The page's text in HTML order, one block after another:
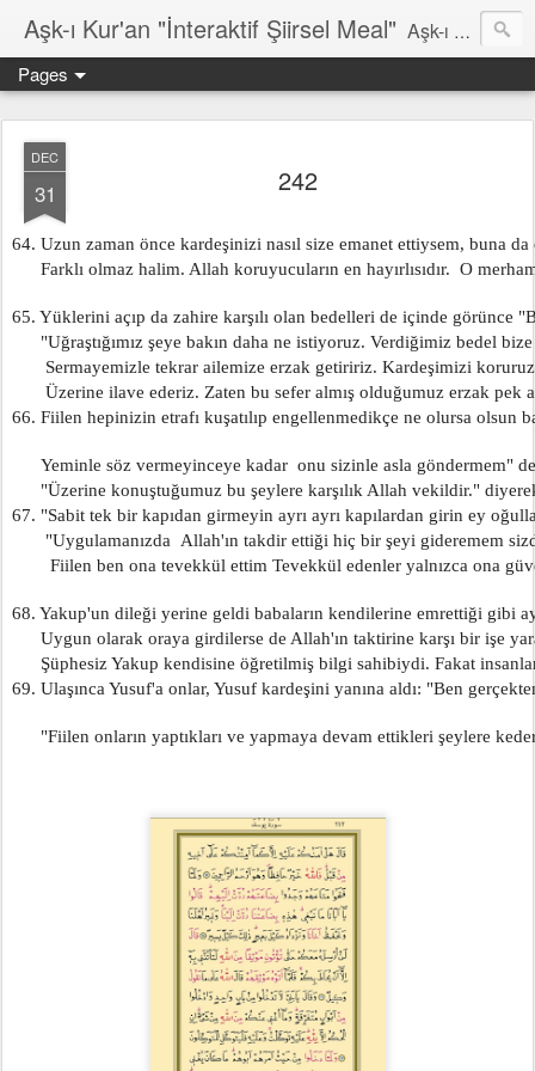
Aşk-ı Kur'an "İnteraktif Şiirsel Meal" Aşk-ı Kur'an; Orjinali, devrin tüm şiirlerini ortadan kaldırıp, kendine özgün şiirsel ahengiyle, tahta oturan Kur'an'ı Kerim'dir. Bu çalışma ise şiir tadında, ama şiir olduğu iddaa edilmeyen özgün bir mealidir. Şiir, şairin kendine göre hissettiği, şiir okuyucunun da kendine göre haz aldığı özgün bir duygusal bütünlüktür. İnteraktif Kuran'ı Kerim Meali, işiten herkese kendine has ruhsal bir bütünlük verir.
Pages
DEC
31 242
64. Uzun zaman önce kardeşinizi nasıl size emanet ettiysem, buna
Farklı olmaz halim. Allah koruyucuların en hayırlısıdır.  O
65. Yüklerini açıp da zahire karşılı olan bedelleri de içinde görünce
"Uğraştığımız şeye bakın daha ne istiyoruz. Verdiğimiz bedel
Sermayemizle tekrar ailemize erzak getiririz. Kardeşimizi
Üzerine ilave ederiz. Zaten bu sefer almış olduğumuz erzak pek
66. Fiilen hepinizin etrafı kuşatılıp engellenmedikçe ne olursa olsun
Yeminle söz vermeyinceye kadar  onu sizinle asla göndermem"
"Üzerine konuştuğumuz bu şeylere karşılık Allah vekildir."
67. "Sabit tek bir kapıdan girmeyin ayrı ayrı kapılardan girin ey
"Uygulamanızda  Allah'ın takdir ettiği hiç bir şeyi gideremem
Fiilen ben ona tevekkül ettim Tevekkül edenler yalnızca ona
68. Yakup'un dileği yerine geldi babaların kendilerine emrettiği gibi
Uygun olarak oraya girdilerse de Allah'ın taktirine karşı bir işe
Şüphesiz Yakup kendisine öğretilmiş bilgi sahibiydi. Fakat
69. Ulaşınca Yusuf'a onlar, Yusuf kardeşini yanına aldı: "Ben
"Fiilen onların yaptıkları ve yapmaya devam ettikleri şeylere